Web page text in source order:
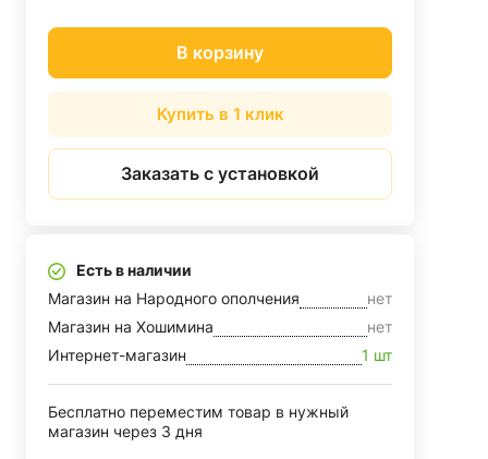
В корзину
Купить в 1 клик
Заказать с установкой
Есть в наличии
Магазин на Народного ополчения
нет
Магазин на Хошимина
нет
Интернет-магазин
1 шт
Бесплатно переместим товар в нужный
магазин через 3 дня